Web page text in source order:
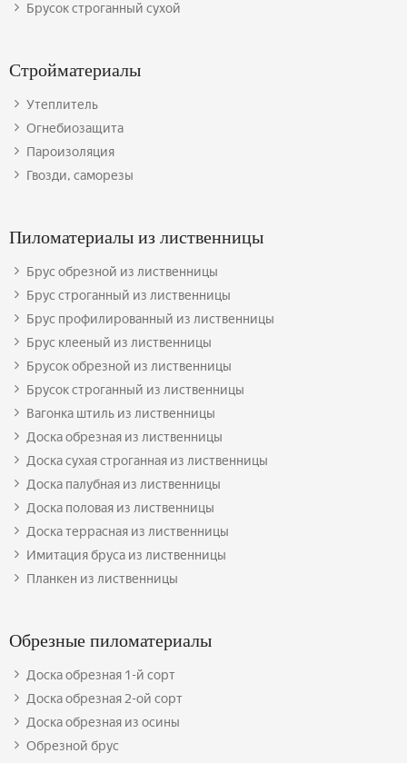
Брусок строганный сухой
Стройматериалы
Утеплитель
Огнебиозащита
Пароизоляция
Гвозди, саморезы
Пиломатериалы из лиственницы
Брус обрезной из лиственницы
Брус строганный из лиственницы
Брус профилированный из лиственницы
Брус клееный из лиственницы
Брусок обрезной из лиственницы
Брусок строганный из лиственницы
Вагонка штиль из лиственницы
Доска обрезная из лиственницы
Доска сухая строганная из лиственницы
Доска палубная из лиственницы
Доска половая из лиственницы
Доска террасная из лиственницы
Имитация бруса из лиственницы
Планкен из лиственницы
Обрезные пиломатериалы
Доска обрезная 1-й сорт
Доска обрезная 2-ой сорт
Доска обрезная из осины
Обрезной брус